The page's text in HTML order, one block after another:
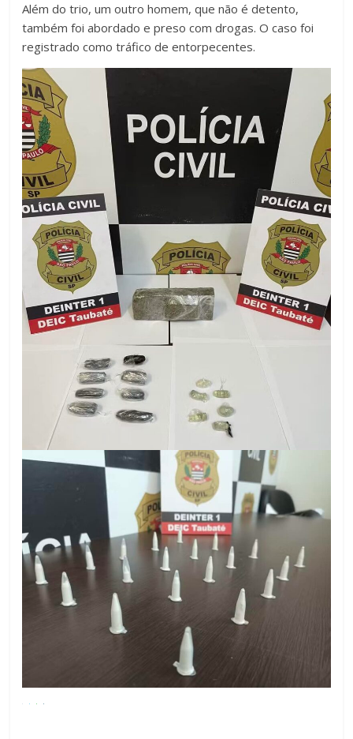
Além do trio, um outro homem, que não é detento,
também foi abordado e preso com drogas. O caso foi
registrado como tráfico de entorpecentes.